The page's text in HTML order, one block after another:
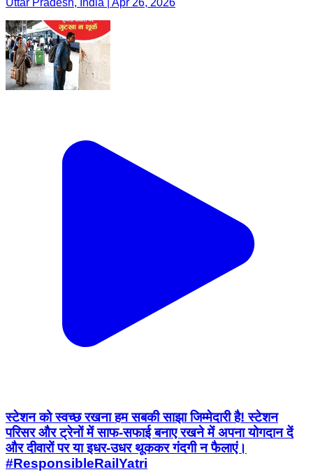
स्टेशन को स्वच्छ रखना हम सबकी साझा जिम्मेदारी है! स्टेशन
परिसर और ट्रेनों में साफ-सफाई बनाए रखने में अपना योगदान दें
और दीवारों पर या इधर-उधर थूककर गंदगी न फैलाएं।
#ResponsibleRailYatri